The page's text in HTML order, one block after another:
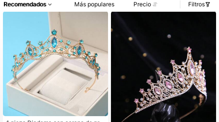
Recomendados Más populares Precio Filtros